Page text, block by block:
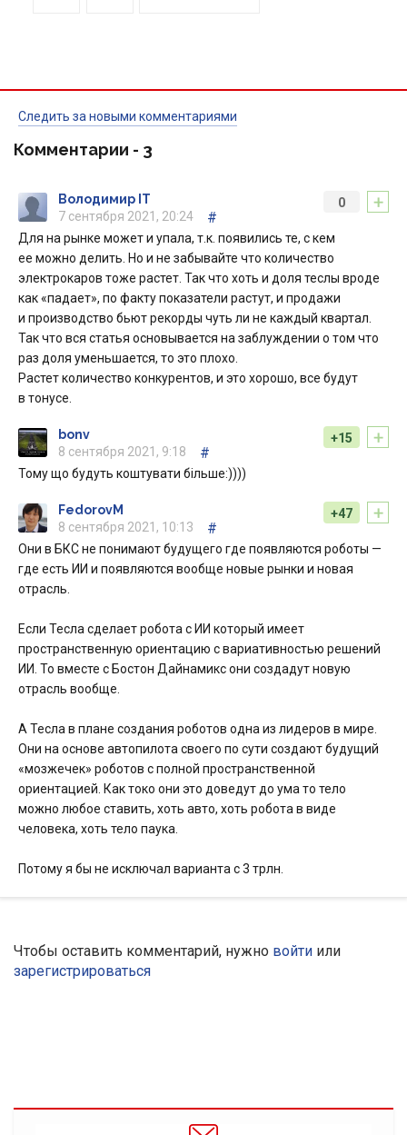
Следить за новыми комментариями
Комментарии - 3
+
0
Володимир ІТ
7 сентября 2021, 20:24
#
Для на рынке может и упала, т.к. появились те, с кем
ее можно делить. Но и не забывайте что количество
электрокаров тоже растет. Так что хоть и доля теслы вроде
как «падает», по факту показатели растут, и продажи
и производство бьют рекорды чуть ли не каждый квартал.
Так что вся статья основывается на заблуждении о том что
раз доля уменьшается, то это плохо.
Растет количество конкурентов, и это хорошо, все будут
в тонусе.
+
+15
bonv
8 сентября 2021, 9:18
#
Тому що будуть коштувати більше:))))
+
+47
FedorovM
8 сентября 2021, 10:13
#
Они в БКС не понимают будущего где появляются роботы —
где есть ИИ и появляются вообще новые рынки и новая
отрасль.
Если Тесла сделает робота с ИИ который имеет
пространственную ориентацию с вариативностью решений
ИИ. То вместе с Бостон Дайнамикс они создадут новую
отрасль вообще.
А Тесла в плане создания роботов одна из лидеров в мире.
Они на основе автопилота своего по сути создают будущий
«мозжечек» роботов с полной пространственной
ориентацией. Как токо они это доведут до ума то тело
можно любое ставить, хоть авто, хоть робота в виде
человека, хоть тело паука.
Потому я бы не исключал варианта с 3 трлн.
Чтобы оставить комментарий, нужно войти или
зарегистрироваться